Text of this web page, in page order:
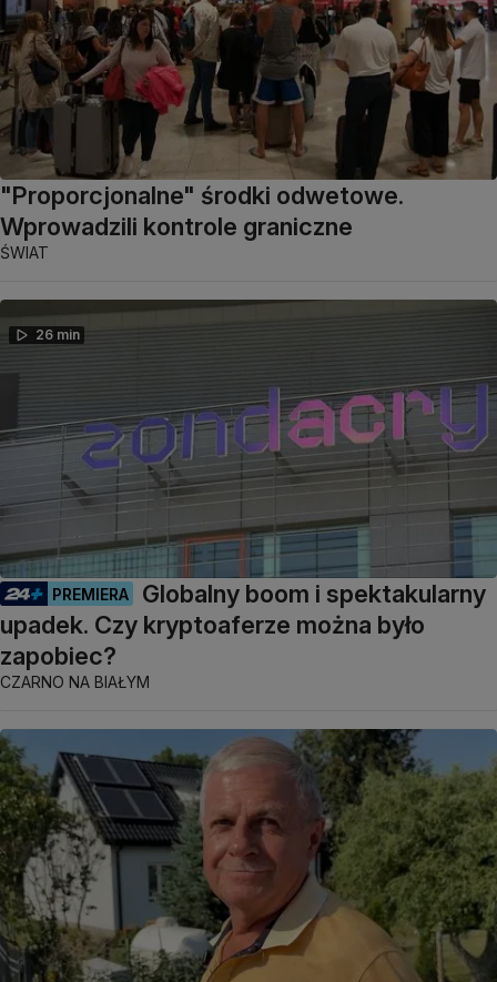
"Proporcjonalne" środki odwetowe.
Wprowadzili kontrole graniczne
ŚWIAT
26 min
PREMIERA
Globalny boom i spektakularny
upadek. Czy kryptoaferze można było
zapobiec?
CZARNO NA BIAŁYM